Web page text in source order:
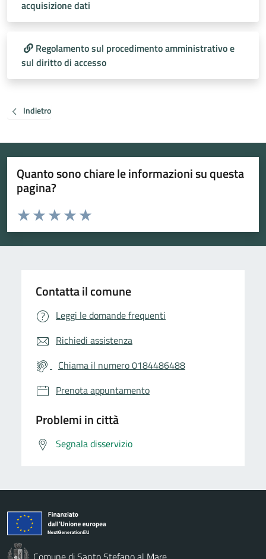
acquisizione dati
Regolamento sul procedimento amministrativo e
sul diritto di accesso
Indietro
Quanto sono chiare le informazioni su questa
pagina?
Valuta da 1 a 5 stelle la pagina
Valuta 5 stelle su 5
Valuta 4 stelle su 5
Valuta 3 stelle su 5
Valuta 2 stelle su 5
Valuta 1 stelle su 5
Contatta il comune
Leggi le domande frequenti
Richiedi assistenza
Chiama il numero 0184486488
Prenota appuntamento
Problemi in città
Segnala disservizio